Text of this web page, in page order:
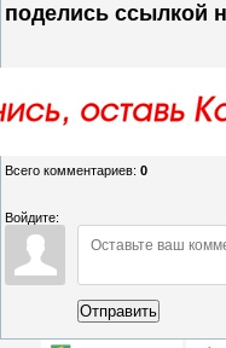
поделись ссылкой
Всего комментариев: 0
Войдите:
Отправить